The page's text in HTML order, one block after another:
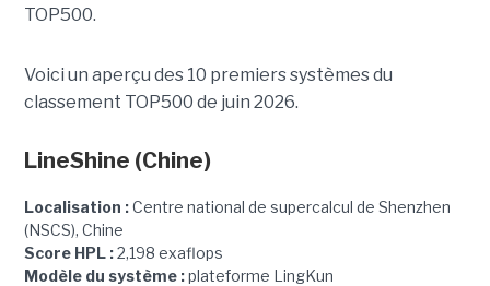
TOP500.
Voici un aperçu des 10 premiers systèmes du
classement TOP500 de juin 2026.
LineShine (Chine)
Localisation :Centre national de supercalcul de Shenzhen
(NSCS), Chine
Score HPL :2,198 exaflops
Modèle du système :plateforme LingKun